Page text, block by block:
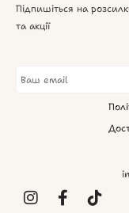
Підпишіться на
та акції